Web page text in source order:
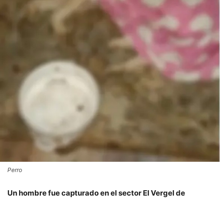
Perro
Un hombre fue capturado en el sector El Vergel de